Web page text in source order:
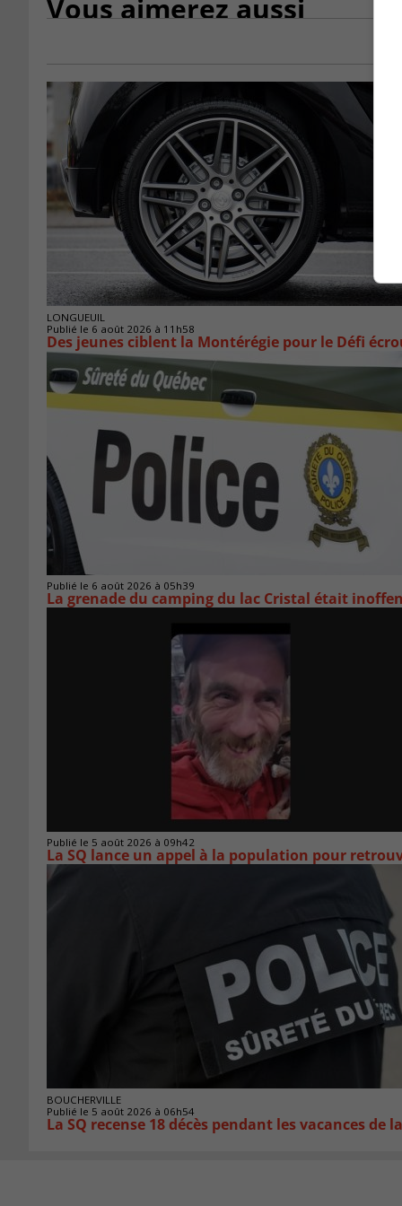
Vous aimerez aussi
LONGUEUIL
Publié le 6 août 2026 à 11h58
Des jeunes ciblent la Montérégie pour le Défi
Publié le 6 août 2026 à 05h39
La grenade du camping du lac Cristal était
Publié le 5 août 2026 à 09h42
La SQ lance un appel à la population pour
BOUCHERVILLE
Publié le 5 août 2026 à 06h54
La SQ recense 18 décès pendant les vacances de